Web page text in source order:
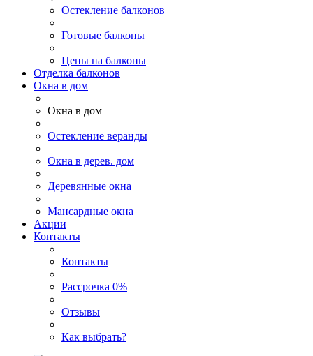
Остекление балконов
Готовые балконы
Цены на балконы
Отделка балконов
Окна в дом
Окна в дом
Остекление веранды
Окна в дерев. дом
Деревянные окна
Мансардные окна
Акции
Контакты
Контакты
Рассрочка 0%
Отзывы
Как выбрать?